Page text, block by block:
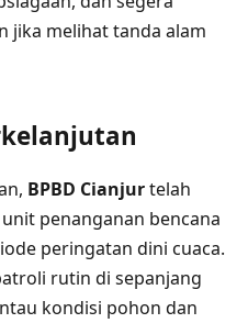
jika melihat tanda alam
BPBD Cianjurtelah
penanganan bencana
peringatan dini cuaca.
rutin di sepanjang
kondisi pohon dan